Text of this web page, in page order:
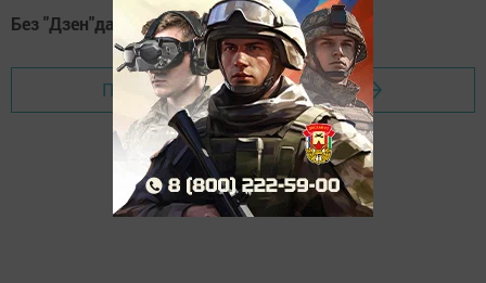
Без "Дзен"да! зен
Перейти на страницу новости